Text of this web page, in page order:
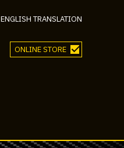
ENGLISH TRANSLATION
ONLINE STORE